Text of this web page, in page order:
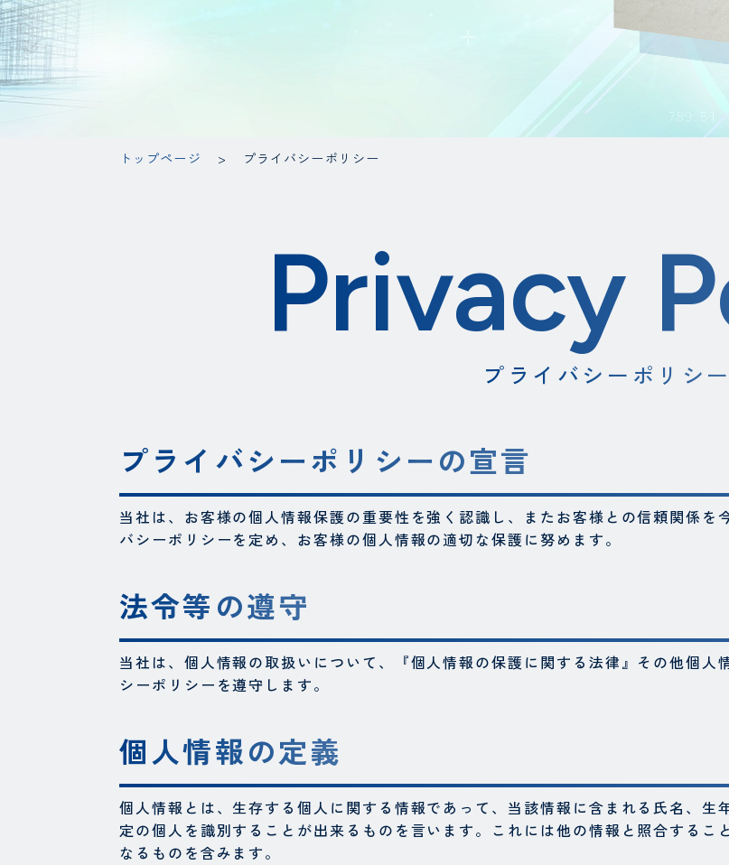
トップページ プライバシーポリシー
Privacy
プライバシーポリシー
プライバシーポリシーの宣言
当社は、お客様の個人情報保護の重要性を強く認識し、またお客様との信頼関係を
バシーポリシーを定め、お客様の個人情報の適切な保護に努めます。
法令等の遵守
当社は、個人情報の取扱いについて、『個人情報の保護に関する法律』その他個人
シーポリシーを遵守します。
個人情報の定義
個人情報とは、生存する個人に関する情報であって、当該情報に含まれる氏名、
定の個人を識別することが出来るものを言います。これには他の情報と照合するこ
なるものを含みます。